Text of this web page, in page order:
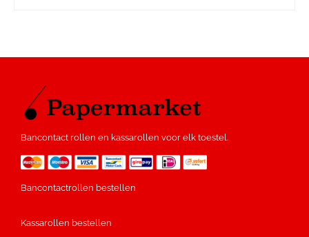
Bancontact rollen en kassarollen voor elk toestel.
Bancontactrollen bestellen
Kassarollen bestellen